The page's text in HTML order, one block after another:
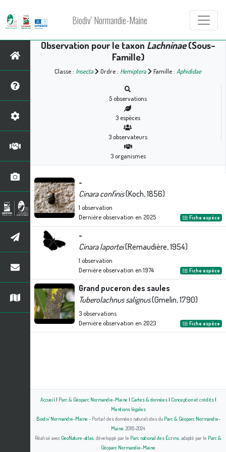
Biodiv' Normandie-Maine
Observation pour le taxon Lachninae(Sous-
Famille)
Classe : Insecta Ordre : Hemiptera Famille : Aphididae
5observations
3espèces
3observateurs
3organismes
-
Cinara confinis(Koch, 1856)
1 observation
Dernière observation en 2025 Fiche espèce
-
Cinara laportei(Remaudière, 1954)
1 observation
Dernière observation en 1974 Fiche espèce
Grand puceron des saules
Tuberolachnus salignus(Gmelin, 1790)
3observations
Dernière observation en 2023 Fiche espèce
Accueil | Parc & Géoparc Normandie-Maine | Cartes & données| Conception et crédits|
Mentions légales
Biodiv' Normandie-Maine - Portail des données naturalistes du Parc & Géoparc Normandie-
Maine , 2018-2024
Réalisé avec GeoNature-atlas , développé par le Parc national des Écrins , adapté par le Parc &
Géoparc Normandie-Maine